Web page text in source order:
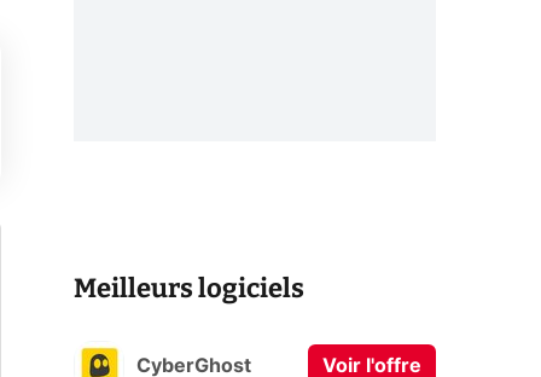
Meilleurs logiciels
CyberGhost Voir l'offre